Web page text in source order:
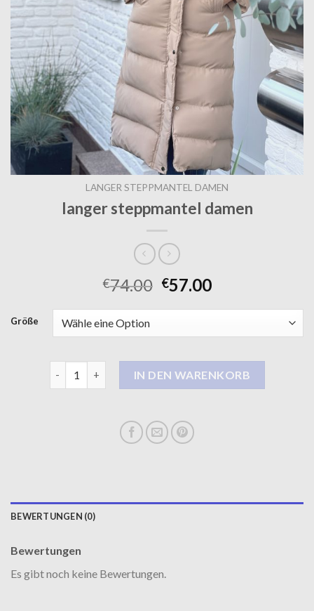
LANGER STEPPMANTEL DAMEN
langer steppmantel damen
€74.00 €57.00
Größe
IN DEN WARENKORB
BEWERTUNGEN (0)
Bewertungen
Es gibt noch keine Bewertungen.